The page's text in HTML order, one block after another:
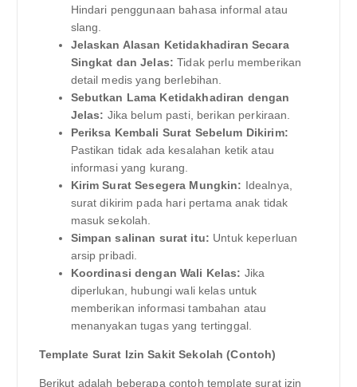
Hindari penggunaan bahasa informal atau
slang.
Jelaskan Alasan Ketidakhadiran Secara
Singkat dan Jelas: Tidak perlu memberikan
detail medis yang berlebihan.
Sebutkan Lama Ketidakhadiran dengan
Jelas: Jika belum pasti, berikan perkiraan.
Periksa Kembali Surat Sebelum Dikirim:
Pastikan tidak ada kesalahan ketik atau
informasi yang kurang.
Kirim Surat Sesegera Mungkin: Idealnya,
surat dikirim pada hari pertama anak tidak
masuk sekolah.
Simpan salinan surat itu: Untuk keperluan
arsip pribadi.
Koordinasi dengan Wali Kelas: Jika
diperlukan, hubungi wali kelas untuk
memberikan informasi tambahan atau
menanyakan tugas yang tertinggal.
Template Surat Izin Sakit Sekolah (Contoh)
Berikut adalah beberapa contoh template surat izin